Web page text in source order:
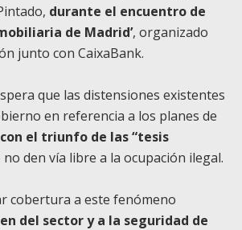
durante el encuentro de
de Madrid’, organizado
junto con CaixaBank.
que las distensiones existentes
en referencia a los planes de
el triunfo de las “tesis
no den vía libre a la ocupación ilegal.
cobertura a este fenómeno
del sector y a la seguridad de